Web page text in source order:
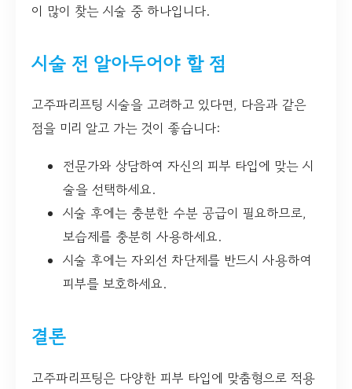
이 많이 찾는 시술 중 하나입니다.
시술 전 알아두어야 할 점
고주파리프팅 시술을 고려하고 있다면, 다음과 같은
점을 미리 알고 가는 것이 좋습니다:
전문가와 상담하여 자신의 피부 타입에 맞는 시
술을 선택하세요.
시술 후에는 충분한 수분 공급이 필요하므로,
보습제를 충분히 사용하세요.
시술 후에는 자외선 차단제를 반드시 사용하여
피부를 보호하세요.
결론
고주파리프팅은 다양한 피부 타입에 맞춤형으로 적용